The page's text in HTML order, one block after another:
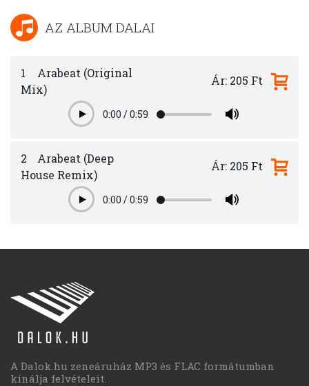
AZ ALBUM DALAI
1
Arabeat (Original
Mix)
Play0:00 /0:59
Ár: 205 Ft
2
Arabeat (Deep
House Remix)
Play0:00 /0:59
Ár: 205 Ft
A Dalok.hu zeneáruház MP3 és FLAC formátumban
kínálja felvételeit.